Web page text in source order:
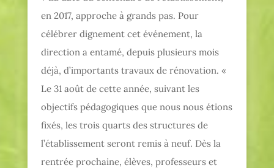
en 2017, approche à grands pas. Pour
célébrer dignement cet événement, la
direction a entamé, depuis plusieurs mois
déjà, d’importants travaux de rénovation. «
Le 31 août de cette année, suivant les
objectifs pédagogiques que nous nous étions
fixés, les trois quarts des structures de
l’établissement seront remis à neuf. Dès la
rentrée prochaine, élèves, professeurs et